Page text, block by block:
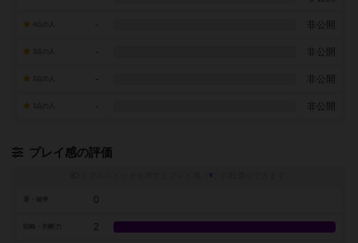
- 非公開
- 非公開
- 非公開
- 非公開
プレイ感の評価
※
0
戦略・判断力 2